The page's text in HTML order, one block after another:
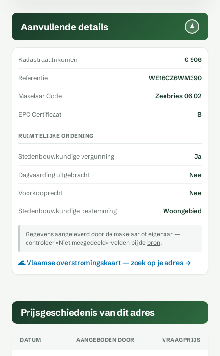
Aanvullende details ▾
Kadastraal Inkomen € 906
Referentie WE16CZ6WM390
Makelaar Code Zeebries 06.02
EPC Certificaat B
RUIMTELIJKE ORDENING
Stedenbouwkundige vergunning Ja
Dagvaarding uitgebracht Nee
Voorkooprecht Nee
Stedenbouwkundige bestemming Woongebied
Gegevens aangeleverd door de makelaar of eigenaar —
controleer «Niet meegedeeld»-velden bij de bron.
🌊 Vlaamse overstromingskaart — zoek op je adres →
Prijsgeschiedenis van dit adres
DATUM AANGEBODEN DOOR VRAAGPRIJS